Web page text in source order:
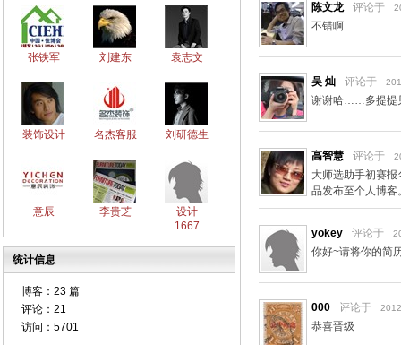
张铁军 刘建东 袁志文
装饰设计 名杰客服 刘研德生
意辰 李贵芝
设计
1667
统计信息
博客： 23 篇
评论： 21
访问： 5701
陈文龙 评论于
不错啊
吴 灿 评论于
谢谢哈……多提提
高智慧 评论于
大师选助手初赛
品发布至个人博客
yokey 评论于
你好~请将你的简
000 评论于
恭喜晋级